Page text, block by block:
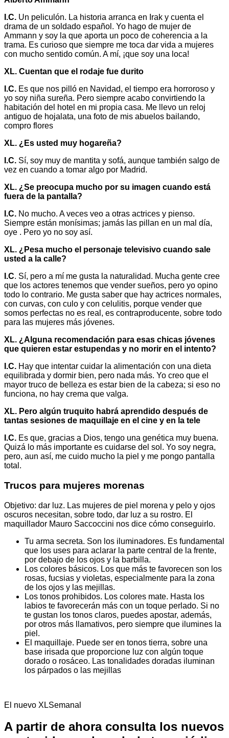
I.C. Un peliculón. La historia arranca en Irak y cuenta el
drama de un soldado español. Yo hago de mujer de
Ammann y soy la que aporta un poco de coherencia a la
trama. Es curioso que siempre me toca dar vida a mujeres
con mucho sentido común. A mí, ¡que soy una loca!
XL. Cuentan que el rodaje fue durito
I.C. Es que nos pilló en Navidad, el tiempo era horroroso y
yo soy niña sureña. Pero siempre acabo convirtiendo la
habitación del hotel en mi propia casa. Me llevo un reloj
antiguo de hojalata, una foto de mis abuelos bailando,
compro flores
XL. ¿Es usted muy hogareña?
I.C. Sí, soy muy de mantita y sofá, aunque también salgo de
vez en cuando a tomar algo por Madrid.
XL. ¿Se preocupa mucho por su imagen cuando está
fuera de la pantalla?
I.C. No mucho. A veces veo a otras actrices y pienso.
Siempre están monísimas; jamás las pillan en un mal día,
oye . Pero yo no soy así.
XL. ¿Pesa mucho el personaje televisivo cuando sale
usted a la calle?
I.C. Sí, pero a mí me gusta la naturalidad. Mucha gente cree
que los actores tenemos que vender sueños, pero yo opino
todo lo contrario. Me gusta saber que hay actrices normales,
con curvas, con culo y con celulitis, porque vender que
somos perfectas no es real, es contraproducente, sobre todo
para las mujeres más jóvenes.
XL. ¿Alguna recomendación para esas chicas jóvenes
que quieren estar estupendas y no morir en el intento?
I.C. Hay que intentar cuidar la alimentación con una dieta
equilibrada y dormir bien, pero nada más. Yo creo que el
mayor truco de belleza es estar bien de la cabeza; si eso no
funciona, no hay crema que valga.
XL. Pero algún truquito habrá aprendido después de
tantas sesiones de maquillaje en el cine y en la tele
I.C. Es que, gracias a Dios, tengo una genética muy buena.
Quizá lo más importante es cuidarse del sol. Yo soy negra,
pero, aun así, me cuido mucho la piel y me pongo pantalla
total.
Trucos para mujeres morenas
Objetivo: dar luz. Las mujeres de piel morena y pelo y ojos
oscuros necesitan, sobre todo, dar luz a su rostro. El
maquillador Mauro Saccoccini nos dice cómo conseguirlo.
Tu arma secreta. Son los iluminadores. Es fundamental
que los uses para aclarar la parte central de la frente,
por debajo de los ojos y la barbilla.
Los colores básicos. Los que más te favorecen son los
rosas, fucsias y violetas, especialmente para la zona
de los ojos y las mejillas.
Los tonos prohibidos. Los colores mate. Hasta los
labios te favorecerán más con un toque perlado. Si no
te gustan los tonos claros, puedes apostar, además,
por otros más llamativos, pero siempre que ilumines la
piel.
El maquillaje. Puede ser en tonos tierra, sobre una
base irisada que proporcione luz con algún toque
dorado o rosáceo. Las tonalidades doradas iluminan
los párpados o las mejillas
El nuevo XLSemanal
A partir de ahora consulta los nuevos